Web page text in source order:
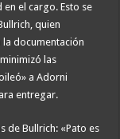
el cargo. Esto se
quien
documentación
las
a Adorni
entregar.
de Bullrich: «Pato es